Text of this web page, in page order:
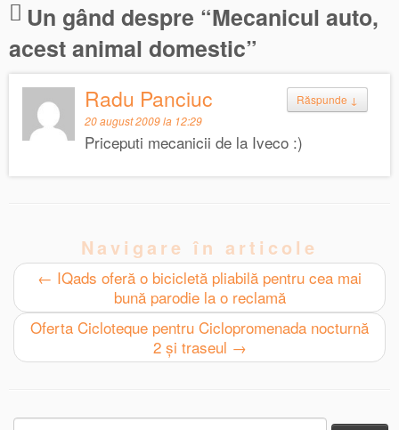
Un gând despre “Mecanicul auto,
acest animal domestic”
Răspunde ↓
Radu Panciuc
20 august 2009 la 12:29
Priceputi mecanicii de la Iveco :)
Navigare în articole
← IQads oferă o bicicletă pliabilă pentru cea mai
bună parodie la o reclamă
Oferta Cicloteque pentru Ciclopromenada nocturnă
2 şi traseul →